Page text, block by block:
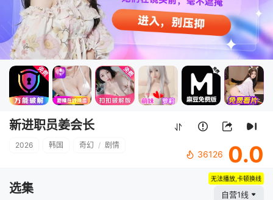
新进职员姜会长
2026 韩国 奇幻 / 剧情
36126 0.0
选集
无法播放,卡顿换线
自营1线